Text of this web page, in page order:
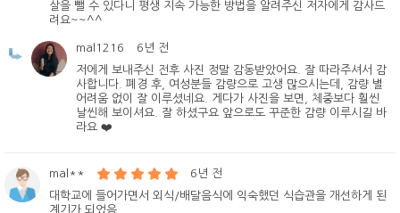
살을 뺄 수 있다니 평생 지속 가능한 방법을 알려주신 저자에게 감사드
려요~~^^
mal1216
6년 전
저에게 보내주신 전후 사진 정말 감동받았어요. 잘 따라주셔서 감
사합니다. 폐경 후, 여성분들 감량으로 고생 많으시는데, 감량 별
어려움 없이 잘 이루셨네요. 게다가 사진을 보면, 체중보다 훨씬
날씬해 보이셔요. 잘 하셨구요 앞으로도 꾸준한 감량 이루시길 바
라요 ❤️
mal**
6년 전
대학교에 들어가면서 외식/배달음식에 익숙했던 식습관을 개선하게 된
계기가 되었음